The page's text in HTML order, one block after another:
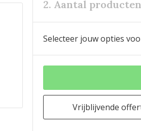
2. Aantal producten
Selecteer jouw opties
Vrijblijvende